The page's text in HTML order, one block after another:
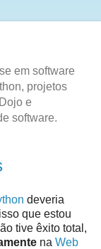
em software
projetos
e
software.
deveria
que estou
tive êxito total,
na Web